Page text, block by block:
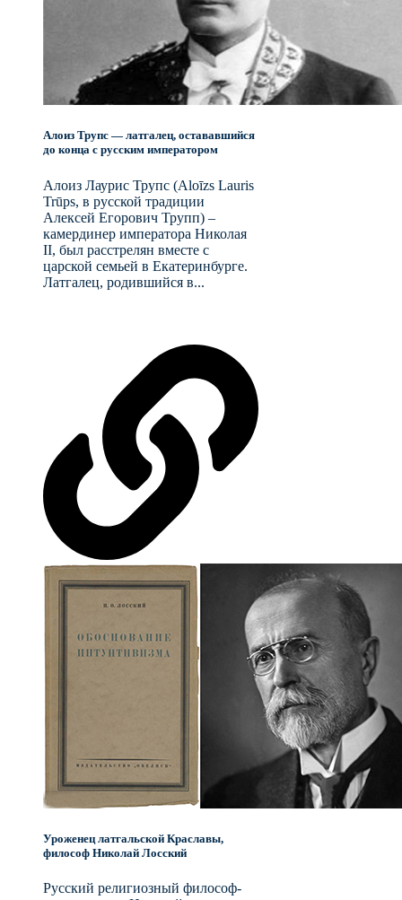
Алоиз Трупс — латгалец, остававшийся
до конца с русским императором
Алоиз Лаурис Трупс (Aloīzs Lauris
Trūps, в русской традиции
Алексей Егорович Трупп) –
камердинер императора Николая
II, был расстрелян вместе с
царской семьей в Екатеринбурге.
Латгалец, родившийся в...
Уроженец латгальской Краславы,
философ Николай Лосский
Русский религиозный философ-